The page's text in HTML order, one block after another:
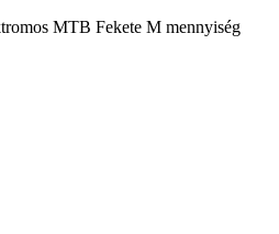
MTB Fekete M mennyiség